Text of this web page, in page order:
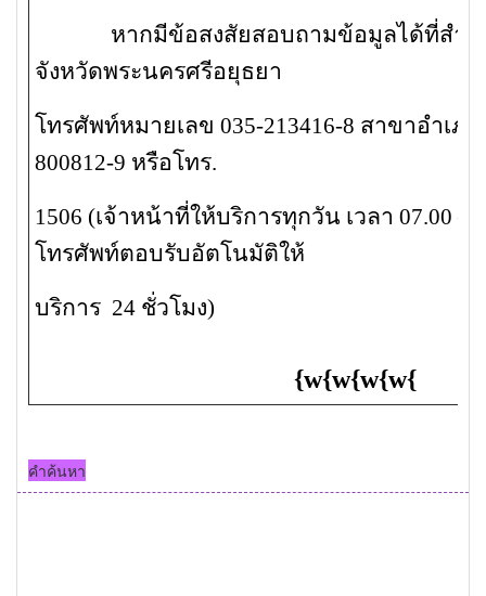
หากมีข้อสงสัยสอบถามข้อมูลได้ที่สำนัก
จังหวัดพระนครศรีอยุธยา
โทรศัพท์หมายเลข 035-213416-8 สาขาอำเภ
800812-9 หรือโทร.
1506 (เจ้าหน้าที่ให้บริการทุกวัน เวลา 07.00 –
โทรศัพท์ตอบรับอัตโนมัติให้
บริการ24 ชั่วโมง)
{w{w{w{w{
คำค้นหา